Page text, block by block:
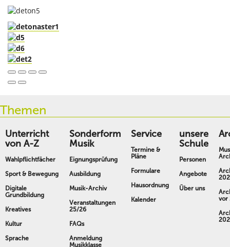
Themen
Unterricht
von A-Z
Wahlpflichtfächer
Sport & Bewegung
Digitale
Grundbildung
Kreatives
Kultur
Sprache
Sonderform
Musik
Eignungsprüfung
Ausbildung
Musik-Archiv
Veranstaltungen
25/26
FAQs
Anmeldung
Musikklasse
Service
Termine &
Pläne
Formulare
Hausordnung
Kalender
unsere
Schule
Personen
Angebote
Über uns
vor